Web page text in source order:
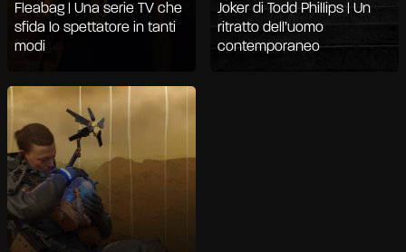
Fleabag | Una serie TV che
sfida lo spettatore in tanti
modi
Joker di Todd Phillips | Un
ritratto dell’uomo
contemporaneo